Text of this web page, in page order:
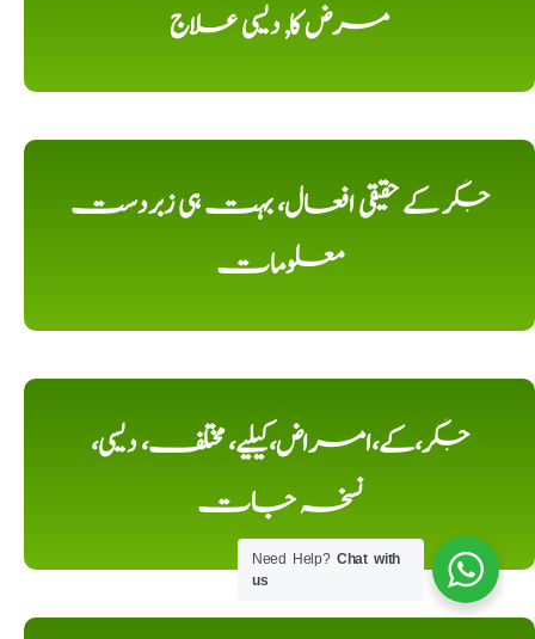
مرض کا, دیسی علاج
جگر کے حقیقی افعال، بہت ہی زبردست
معلومات
جگر،کے،امراض،کیلیے، مختلف، دیسی،
نسخہ جات
Need Help?Chat with
us